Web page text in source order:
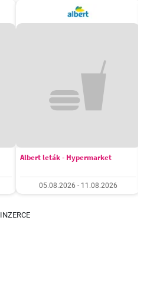
Albert leták - Hypermarket
05.08.2026 - 11.08.2026
INZERCE